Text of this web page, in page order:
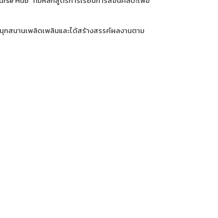
สนานเพลิดเพลินและได้สร้างสรรค์ผลงานตาม